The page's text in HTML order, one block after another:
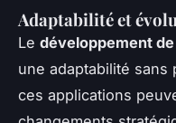
Adaptabilité et
Le développement
une adaptabilité sans
ces applications